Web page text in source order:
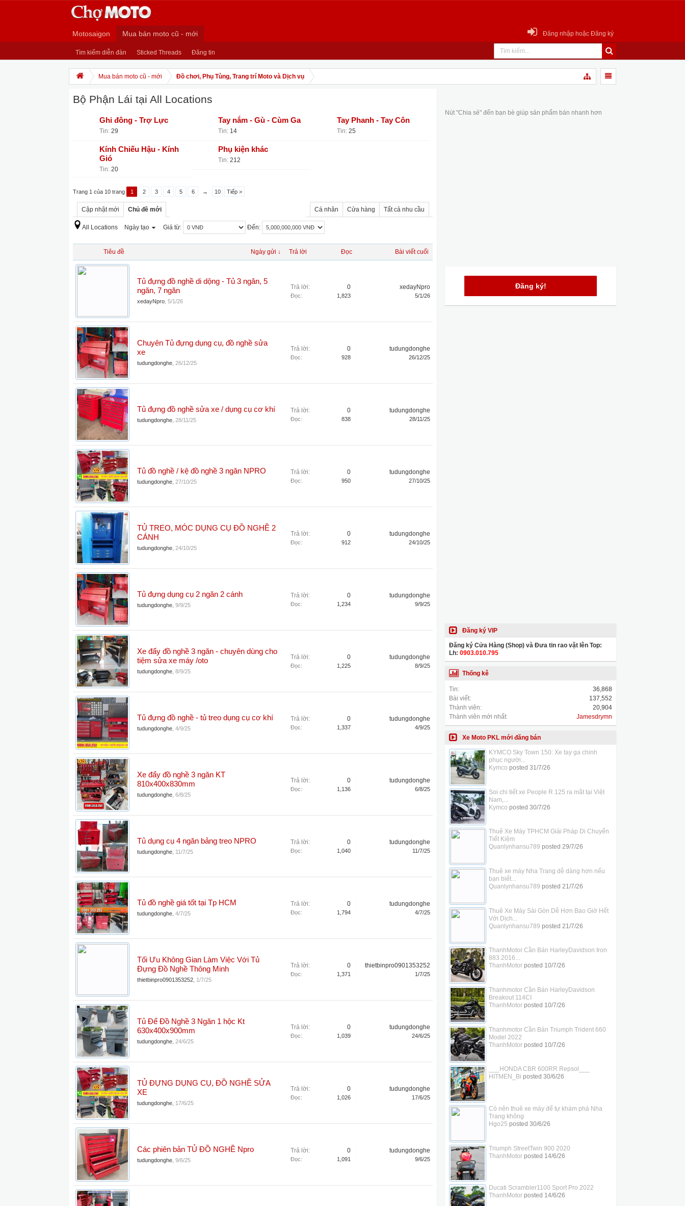
Motosaigon Mua bán moto cũ - mới
Tìm kiếm diễn đàn Sticked Threads Đăng tin
Đăng nhập hoặc Đăng ký
Mua bán moto cũ - mới Đồ chơi, Phụ Tùng, Trang trí Moto và Dịch vụ
Bộ Phận Lái tại All Locations
Ghi đông - Trợ Lực
Tin: 29
Tay nắm - Gù - Cùm Ga
Tin: 14
Tay Phanh - Tay Côn
Tin: 25
Kính Chiếu Hậu - Kính
Gió
Tin: 20
Phụ kiện khác
Tin: 212
Trang 1 của 10 trang 1 2 3 4 5 6 → 10 Tiếp >
Cập nhật mới Chủ đề mới Cá nhân Cửa hàng Tất cả nhu cầu
All Locations Ngày tạo Giá từ: Đến:
Tiêu đề Ngày gửi ↓ Trả lời Đọc Bài viết cuối
Tủ đựng đồ nghề di dộng - Tủ 3 ngăn, 5
ngăn, 7 ngăn
xedayNpro 5/1/26
Trả lời: 0
Đọc: 1,823
xedayNpro
5/1/26
Chuyên Tủ đựng dụng cụ, đồ nghề sửa
xe
tudungdonghe 26/12/25
Trả lời: 0
Đọc: 928
tudungdonghe
26/12/25
Tủ đựng đồ nghề sửa xe / dụng cụ cơ khí
tudungdonghe 28/11/25
Trả lời: 0
Đọc: 838
tudungdonghe
28/11/25
Tủ đồ nghề / kệ đồ nghề 3 ngăn NPRO
tudungdonghe 27/10/25
Trả lời: 0
Đọc: 950
tudungdonghe
27/10/25
TỦ TREO, MÓC DỤNG CỤ ĐỒ NGHỀ 2
CÁNH
tudungdonghe 24/10/25
Trả lời: 0
Đọc: 912
tudungdonghe
24/10/25
Tủ đựng dụng cụ 2 ngăn 2 cánh
tudungdonghe 9/9/25
Trả lời: 0
Đọc: 1,234
tudungdonghe
9/9/25
Xe đẩy đồ nghề 3 ngăn - chuyên dùng cho
tiệm sửa xe máy /oto
tudungdonghe 8/9/25
Trả lời: 0
Đọc: 1,225
tudungdonghe
8/9/25
Tủ đựng đồ nghề - tủ treo dụng cụ cơ khí
tudungdonghe 4/9/25
Trả lời: 0
Đọc: 1,337
tudungdonghe
4/9/25
Xe đẩy đồ nghề 3 ngăn KT
810x400x830mm
tudungdonghe 6/8/25
Trả lời: 0
Đọc: 1,136
tudungdonghe
6/8/25
Tủ dụng cụ 4 ngăn bảng treo NPRO
tudungdonghe 11/7/25
Trả lời: 0
Đọc: 1,040
tudungdonghe
11/7/25
Tủ đồ nghề giá tốt tại Tp HCM
tudungdonghe 4/7/25
Trả lời: 0
Đọc: 1,794
tudungdonghe
4/7/25
Tối Ưu Không Gian Làm Việc Với Tủ
Đựng Đồ Nghề Thông Minh
thietbinpro0901353252 1/7/25
Trả lời: 0
Đọc: 1,371
thietbinpro0901353252
1/7/25
Tủ Để Đồ Nghề 3 Ngăn 1 hộc Kt
630x400x900mm
tudungdonghe 24/6/25
Trả lời: 0
Đọc: 1,039
tudungdonghe
24/6/25
TỦ ĐỰNG DỤNG CỤ, ĐỒ NGHỀ SỬA
XE
tudungdonghe 17/6/25
Trả lời: 0
Đọc: 1,026
tudungdonghe
17/6/25
Các phiên bản TỦ ĐỒ NGHỀ Npro
tudungdonghe 9/6/25
Trả lời: 0
Đọc: 1,091
tudungdonghe
9/6/25
Nút "Chia sẻ" đến bạn bè giúp sản phẩm bán nhanh hơn
Đăng ký!
Đăng ký VIP
Đăng ký Cửa Hàng (Shop) và Đưa tin rao vặt lên Top:
Lh: 0903.010.795
Thống kê
Tin:
36,868
Bài viết:
137,552
Thành viên:
20,904
Thành viên mới nhất:
Jamesdrymn
Xe Moto PKL mới đăng bán
KYMCO Sky Town 150: Xe tay ga chinh
phục người...
Kymco posted 31/7/26
Soi chi tiết xe People R 125 ra mắt tại Việt
Nam,...
Kymco posted 30/7/26
Thuê Xe Máy TPHCM Giải Pháp Di Chuyển
Tiết Kiệm
Quanlynhansu789 posted 29/7/26
Thuê xe máy Nha Trang dễ dàng hơn nếu
bạn biết...
Quanlynhansu789 posted 21/7/26
Thuê Xe Máy Sài Gòn Dễ Hơn Bao Giờ Hết
Với Dịch...
Quanlynhansu789 posted 21/7/26
ThanhMotor Cần Bán HarleyDavidson Iron
883 2016...
ThanhMotorposted 10/7/26
Thanhmotor Cần Bán HarleyDavidson
Breakout 114CI
ThanhMotorposted 10/7/26
Thanhmotor Cần Bán Triumph Trident 660
Model 2022
ThanhMotorposted 10/7/26
___HONDA CBR 600RR Repsol___
HITMEN_Bi posted 30/6/26
Có nên thuê xe máy để tự khám phá Nha
Trang không
Hgo25 posted 30/6/26
Triumph StreetTwin 900 2020
ThanhMotorposted 14/6/26
Ducati Scrambler1100 Sport Pro 2022
ThanhMotorposted 14/6/26